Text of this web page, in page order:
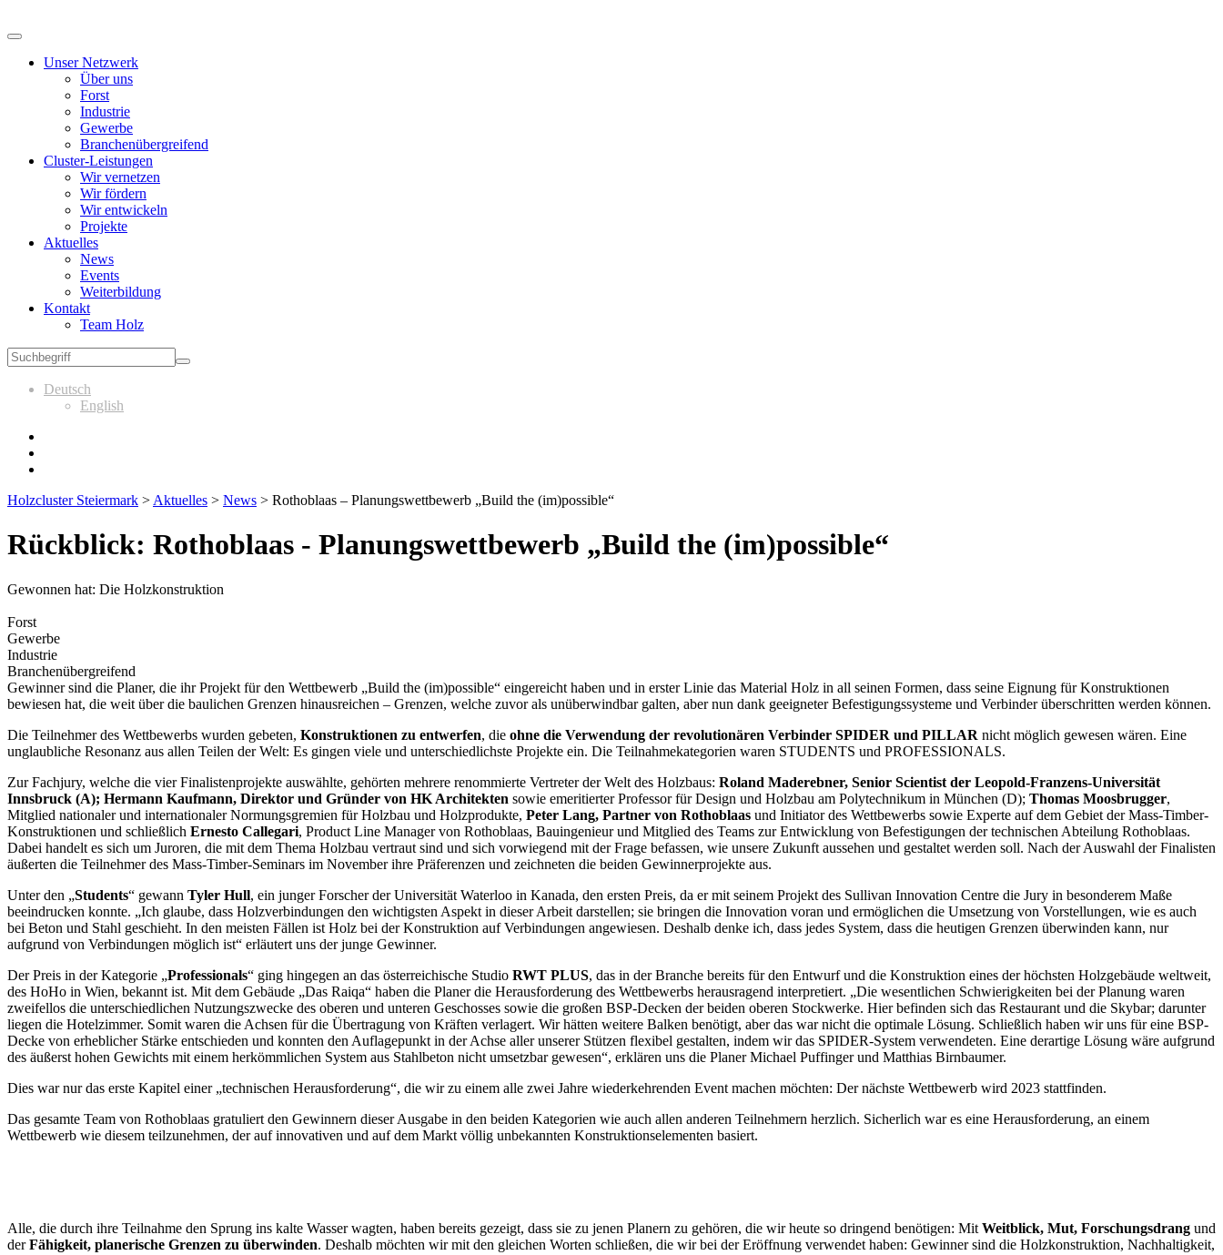
Unser Netzwerk
Über uns
Forst
Industrie
Gewerbe
Branchenübergreifend
Cluster-Leistungen
Wir vernetzen
Wir fördern
Wir entwickeln
Projekte
Aktuelles
News
Events
Weiterbildung
Kontakt
Team Holz
Deutsch
English
Holzcluster Steiermark > Aktuelles > News > Rothoblaas – Planungswettbewerb „Build the (im)possible“
Rückblick: Rothoblaas - Planungswettbewerb „Build the (im)possible“
Gewonnen hat: Die Holzkonstruktion
Forst
Gewerbe
Industrie
Branchenübergreifend
Gewinner sind die Planer, die ihr Projekt für den Wettbewerb „Build the (im)possible“ eingereicht haben und in erster Linie das Material Holz in all seinen Formen, dass seine Eignung für Konstruktionen
bewiesen hat, die weit über die baulichen Grenzen hinausreichen – Grenzen, welche zuvor als unüberwindbar galten, aber nun dank geeigneter Befestigungssysteme und Verbinder überschritten werden können.
Die Teilnehmer des Wettbewerbs wurden gebeten, Konstruktionen zu entwerfen, die ohne die Verwendung der revolutionären Verbinder SPIDER und PILLAR nicht möglich gewesen wären. Eine
unglaubliche Resonanz aus allen Teilen der Welt: Es gingen viele und unterschiedlichste Projekte ein. Die Teilnahmekategorien waren STUDENTS und PROFESSIONALS.
Zur Fachjury, welche die vier Finalistenprojekte auswählte, gehörten mehrere renommierte Vertreter der Welt des Holzbaus: Roland Maderebner, Senior Scientist der Leopold-Franzens-Universität
Innsbruck (A); Hermann Kaufmann, Direktor und Gründer von HK Architekten sowie emeritierter Professor für Design und Holzbau am Polytechnikum in München (D); Thomas Moosbrugger,
Mitglied nationaler und internationaler Normungsgremien für Holzbau und Holzprodukte, Peter Lang, Partner von Rothoblaas und Initiator des Wettbewerbs sowie Experte auf dem Gebiet der Mass-Timber-
Konstruktionen und schließlich Ernesto Callegari, Product Line Manager von Rothoblaas, Bauingenieur und Mitglied des Teams zur Entwicklung von Befestigungen der technischen Abteilung Rothoblaas.
Dabei handelt es sich um Juroren, die mit dem Thema Holzbau vertraut sind und sich vorwiegend mit der Frage befassen, wie unsere Zukunft aussehen und gestaltet werden soll. Nach der Auswahl der Finalisten
äußerten die Teilnehmer des Mass-Timber-Seminars im November ihre Präferenzen und zeichneten die beiden Gewinnerprojekte aus.
Unter den „Students“ gewann Tyler Hull, ein junger Forscher der Universität Waterloo in Kanada, den ersten Preis, da er mit seinem Projekt des Sullivan Innovation Centre die Jury in besonderem Maße
beeindrucken konnte. „Ich glaube, dass Holzverbindungen den wichtigsten Aspekt in dieser Arbeit darstellen; sie bringen die Innovation voran und ermöglichen die Umsetzung von Vorstellungen, wie es auch
bei Beton und Stahl geschieht. In den meisten Fällen ist Holz bei der Konstruktion auf Verbindungen angewiesen. Deshalb denke ich, dass jedes System, dass die heutigen Grenzen überwinden kann, nur
aufgrund von Verbindungen möglich ist“ erläutert uns der junge Gewinner.
Der Preis in der Kategorie „Professionals“ ging hingegen an das österreichische Studio RWT PLUS, das in der Branche bereits für den Entwurf und die Konstruktion eines der höchsten Holzgebäude weltweit,
des HoHo in Wien, bekannt ist. Mit dem Gebäude „Das Raiqa“ haben die Planer die Herausforderung des Wettbewerbs herausragend interpretiert. „Die wesentlichen Schwierigkeiten bei der Planung waren
zweifellos die unterschiedlichen Nutzungszwecke des oberen und unteren Geschosses sowie die großen BSP-Decken der beiden oberen Stockwerke. Hier befinden sich das Restaurant und die Skybar; darunter
liegen die Hotelzimmer. Somit waren die Achsen für die Übertragung von Kräften verlagert. Wir hätten weitere Balken benötigt, aber das war nicht die optimale Lösung. Schließlich haben wir uns für eine BSP-
Decke von erheblicher Stärke entschieden und konnten den Auflagepunkt in der Achse aller unserer Stützen flexibel gestalten, indem wir das SPIDER-System verwendeten. Eine derartige Lösung wäre aufgrund
des äußerst hohen Gewichts mit einem herkömmlichen System aus Stahlbeton nicht umsetzbar gewesen“, erklären uns die Planer Michael Puffinger und Matthias Birnbaumer.
Dies war nur das erste Kapitel einer „technischen Herausforderung“, die wir zu einem alle zwei Jahre wiederkehrenden Event machen möchten: Der nächste Wettbewerb wird 2023 stattfinden.
Das gesamte Team von Rothoblaas gratuliert den Gewinnern dieser Ausgabe in den beiden Kategorien wie auch allen anderen Teilnehmern herzlich. Sicherlich war es eine Herausforderung, an einem
Wettbewerb wie diesem teilzunehmen, der auf innovativen und auf dem Markt völlig unbekannten Konstruktionselementen basiert.
Alle, die durch ihre Teilnahme den Sprung ins kalte Wasser wagten, haben bereits gezeigt, dass sie zu jenen Planern zu gehören, die wir heute so dringend benötigen: Mit Weitblick, Mut, Forschungsdrang und
derFähigkeit, planerische Grenzen zu überwinden. Deshalb möchten wir mit den gleichen Worten schließen, die wir bei der Eröffnung verwendet haben: Gewinner sind die Holzkonstruktion, Nachhaltigkeit,